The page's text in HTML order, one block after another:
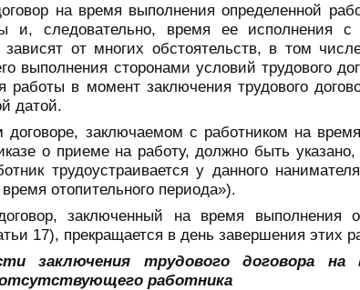
на время выполнения определенной
и, следовательно, время ее исполнения с
зависят от многих обстоятельств, в том
выполнения сторонами условий трудового
работы в момент заключения трудового
датой.
договоре, заключаемом с работником на
о приеме на работу, должно быть
трудоустраивается у данного
отопительного периода»).
заключенный на время выполнения
17), прекращается в день завершения этих
заключения трудового договора на
работника